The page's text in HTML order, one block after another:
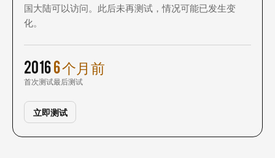
国大陆可以访问。此后未再测试，情况可能已发生变
化。
2016
首次测试
6 个月前
最后测试
立即测试